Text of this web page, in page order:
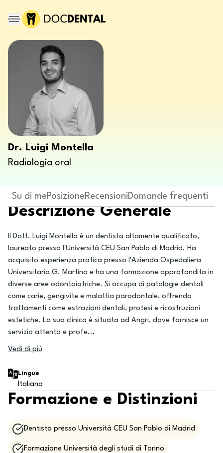
Dr. Luigi Montella
Radiología oral
Su di mePosizioneRecensioniDomande frequenti
Descrizione Generale
Il Dott. Luigi Montella è un dentista altamente qualificato,
laureato presso l'Università CEU San Pablo di Madrid. Ha
acquisito esperienza pratica presso l'Azienda Ospedaliera
Universitaria G. Martino e ha una formazione approfondita in
diverse aree odontoiatriche. Si occupa di patologie dentali
come carie, gengivite e malattia parodontale, offrendo
trattamenti come estrazioni dentali, protesi e ricostruzioni
estetiche. La sua clinica è situata ad Angri, dove fornisce un
servizio attento e profe...
Vedi di più
Lingue
Italiano
Formazione e Distinzioni
Dentista presso Università CEU San Pablo di Madrid
Formazione Università degli studi di Torino